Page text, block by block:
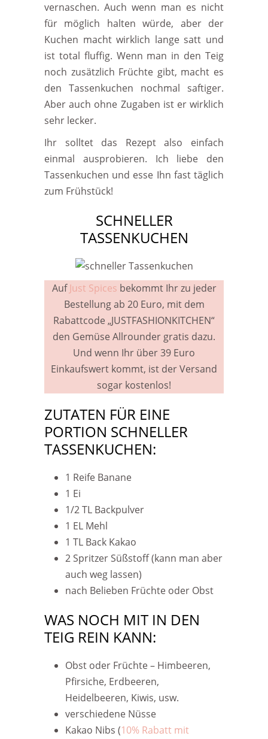
vernaschen. Auch wenn man es nicht
für möglich halten würde, aber der
Kuchen macht wirklich lange satt und
ist total fluffig. Wenn man in den Teig
noch zusätzlich Früchte gibt, macht es
den Tassenkuchen nochmal saftiger.
Aber auch ohne Zugaben ist er wirklich
sehr lecker.
Ihr solltet das Rezept also einfach
einmal ausprobieren. Ich liebe den
Tassenkuchen und esse Ihn fast täglich
zum Frühstück!
SCHNELLER
TASSENKUCHEN
AufJust Spices bekommt Ihr zu jeder
Bestellung ab 20 Euro, mit dem
Rabattcode „JUSTFASHIONKITCHEN“
den Gemüse Allrounder gratis dazu.
Und wenn Ihr über 39 Euro
Einkaufswert kommt, ist der Versand
sogar kostenlos!
ZUTATEN FÜR EINE
PORTION SCHNELLER
TASSENKUCHEN:
1 Reife Banane
1 Ei
1/2 TL Backpulver
1 EL Mehl
1 TL Back Kakao
2 Spritzer Süßstoff (kann man aber
auch weg lassen)
nach Belieben Früchte oder Obst
WAS NOCH MIT IN DEN
TEIG REIN KANN:
Obst oder Früchte – Himbeeren,
Pfirsiche, Erdbeeren,
Heidelbeeren, Kiwis, usw.
verschiedene Nüsse
Kakao Nibs (10% Rabatt mit